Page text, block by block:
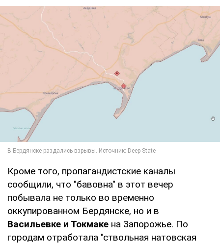
Кроме того, пропагандистские каналы
сообщили, что "бавовна" в этот вечер
побывала не только во временно
оккупированном Бердянске, но и в
Васильевке и Токмаке на Запорожье. По
городам отработала "ствольная натовская